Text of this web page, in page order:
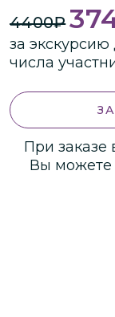
4400₽
за
числа
При заказе
Вы можете